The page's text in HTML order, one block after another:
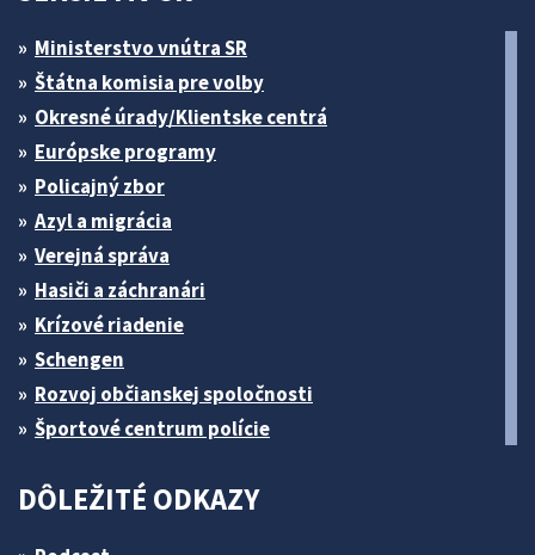
Ministerstvo vnútra SR
Štátna komisia pre volby
Okresné úrady/Klientske centrá
Európske programy
Policajný zbor
Azyl a migrácia
Verejná správa
Hasiči a záchranári
Krízové riadenie
Schengen
Rozvoj občianskej spoločnosti
Športové centrum polície
DÔLEŽITÉ ODKAZY